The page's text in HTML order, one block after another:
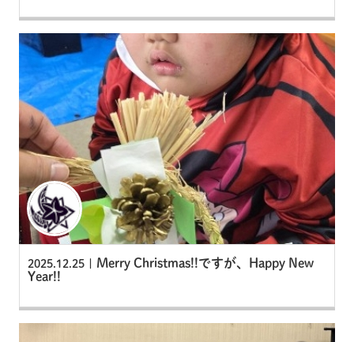
2025.12.25 | Merry Christmas!!ですが、Happy New
Year!!